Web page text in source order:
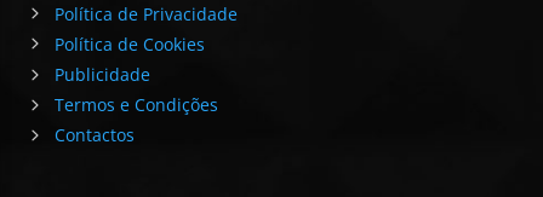
Política de Privacidade
Política de Cookies
Publicidade
Termos e Condições
Contactos